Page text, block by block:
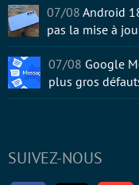
SUIVEZ-NOUS
07/08 Android
pas la mise à
07/08 Google
plus gros